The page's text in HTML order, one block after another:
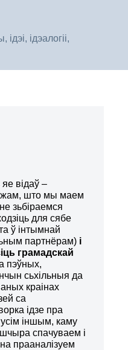
ідэалогіі,
відаў –
што мы маем
зьбіраемся
для сябе
ў інтымнай
партнёрам) і
грамадскай
пэўных,
сьхільныя да
краінах
са
ідзе пра
усім іншым, каму
спачуваем і
прааналізуем